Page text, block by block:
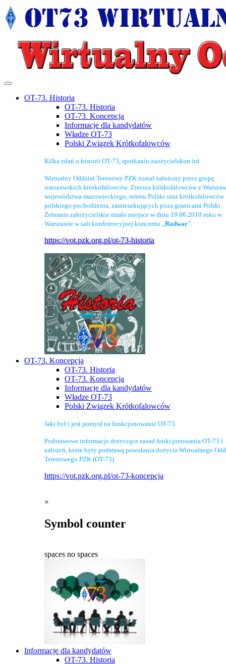
OT-73. Historia
OT-73. Historia
OT-73. Koncepcja
Informacje dla kandydatów
Władze OT-73
Polski Związek Krótkofalowców
Kilka zdań o historii OT-73, spotkaniu zaożycielskim itd.
Wirtualny Oddział Terenowy PZK został założony przez grupę
warszawskich krótkofalowców. Zrzesza krótkofalowców z
województwa mazowieckiego, terenu Polski oraz krótkofalowców
polskiego pochodzenia, zamieszkujących poza granicami Polski.
Zebranie założycielskie miało miejsce w dniu 19.06.2010 roku w
Warszawie w sali konferencyjnej koncernu „Radwar”.
https://vot.pzk.org.pl/ot-73-historia
OT-73. Koncepcja
OT-73. Historia
OT-73. Koncepcja
Informacje dla kandydatów
Władze OT-73
Polski Związek Krótkofalowców
Jaki był i jest pomysł na funkcjonowanie OT-73.
Podstawowe informacje dotyczące zasad funkcjonowania OT-73 i
założeń, które były podstawą powołania dożycia Wirtualnego
Terenowego PZK (OT-73)
https://vot.pzk.org.pl/ot-73-koncepcja
×
Symbol counter
spaces no spaces
Informacje dla kandydatów
OT-73. Historia